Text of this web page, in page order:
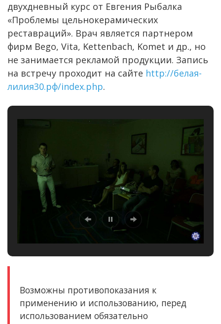
двухдневный курс от Евгения Рыбалка
«Проблемы цельнокерамических
реставраций». Врач является партнером
фирм Bego, Vita, Kettenbach, Komet и др., но
не занимается рекламой продукции. Запись
на встречу проходит на сайте http://белая-
лилия30.рф/index.php.
Возможны противопоказания к
применению и использованию, перед
использованием обязательно